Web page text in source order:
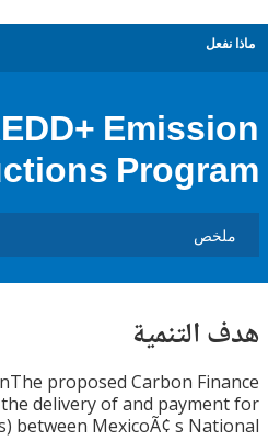
REDD+
proposed Carbon
the delivery of and
(ERs) between MexicoÃ¢ s